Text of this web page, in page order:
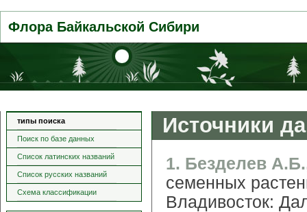
Флора Байкальской Сибири
типы поиска
Поиск по базе данных
Список латинских названий
Список русских названий
Схема классификации
Источники
1. Безделев
семенных
Владивосток: